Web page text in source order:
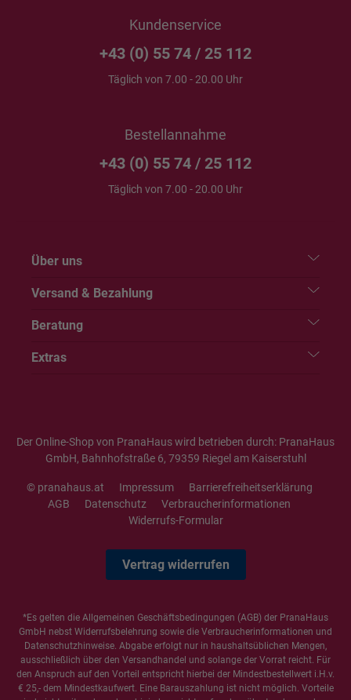
Kundenservice
+43 (0) 55 74 / 25 112
Täglich von 7.00 - 20.00 Uhr
Bestellannahme
+43 (0) 55 74 / 25 112
Täglich von 7.00 - 20.00 Uhr
Über uns
Versand & Bezahlung
Beratung
Extras
Der Online-Shop von PranaHaus wird betrieben durch: PranaHaus
GmbH, Bahnhofstraße 6, 79359 Riegel am Kaiserstuhl
© pranahaus.at Impressum
Barrierefreiheitserklärung
AGB
Datenschutz
Verbraucherinformationen
Widerrufs-Formular
Vertrag widerrufen
*Es gelten die Allgemeinen Geschäftsbedingungen (AGB) der PranaHaus
GmbH nebst Widerrufsbelehrung sowie die Verbraucherinformationen und
Datenschutzhinweise. Abgabe erfolgt nur in haushaltsüblichen Mengen,
ausschließlich über den Versandhandel und solange der Vorrat reicht. Für
den Anspruch auf den Vorteil entspricht hierbei der Mindestbestellwert i.H.v.
€ 25,- dem Mindestkaufwert. Eine Barauszahlung ist nicht möglich. Vorteile